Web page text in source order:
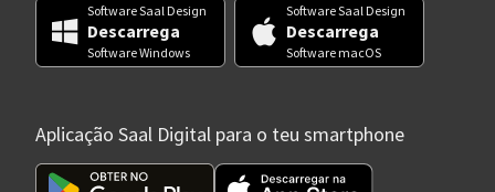
Software Saal Design
Descarrega
Software Windows
Software Saal Design
Descarrega
Software macOS
Aplicação Saal Digital para o teu smartphone